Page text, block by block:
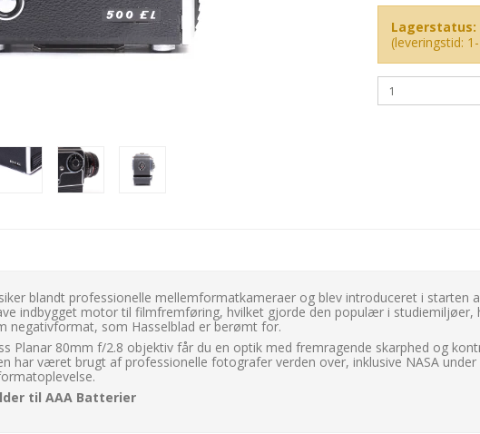
Lagerstatus:
(leveringstid:
blandt professionelle mellemformatkameraer og blev introduceret i starten
indbygget motor til filmfremføring, hvilket gjorde den populær i
negativformat, som Hasselblad er berømt for.
Planar 80mm f/2.8 objektiv får du en optik med fremragende skarphed og
har været brugt af professionelle fotografer verden over, inklusive NASA
til AAA Batterier